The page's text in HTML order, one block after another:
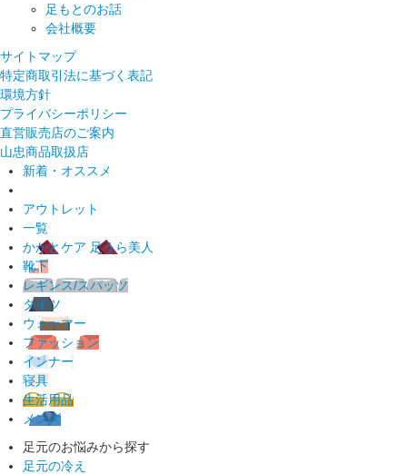
足もとのお話
会社概要
サイトマップ
特定商取引法に基づく表記
環境方針
プライバシーポリシー
直営販売店のご案内
山忠商品取扱店
新着・オススメ
アウトレット
一覧
かかとケア 足うら美人
靴下
レギンス/スパッツ
タイツ
ウォーマー
ファッション
インナー
寝具
生活用品
メンズ
足元のお悩みから探す
足元の冷え